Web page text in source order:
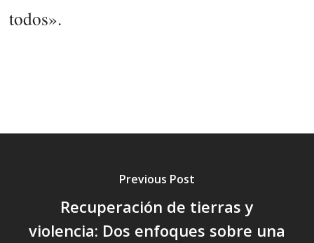
todos».
Previous Post
Recuperación de tierras y
violencia: Dos enfoques sobre una